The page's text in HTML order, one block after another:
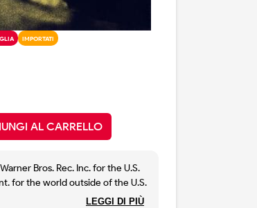
IMPORTATI
AL CARRELLO
Bros. Rec. Inc. for the U.S.
for the world outside of the U.S.
by Warner MusicLEGGI DI PIÙ